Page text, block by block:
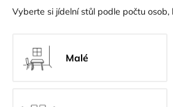
Vyberte si jídelní stůl podle počtu
Malé